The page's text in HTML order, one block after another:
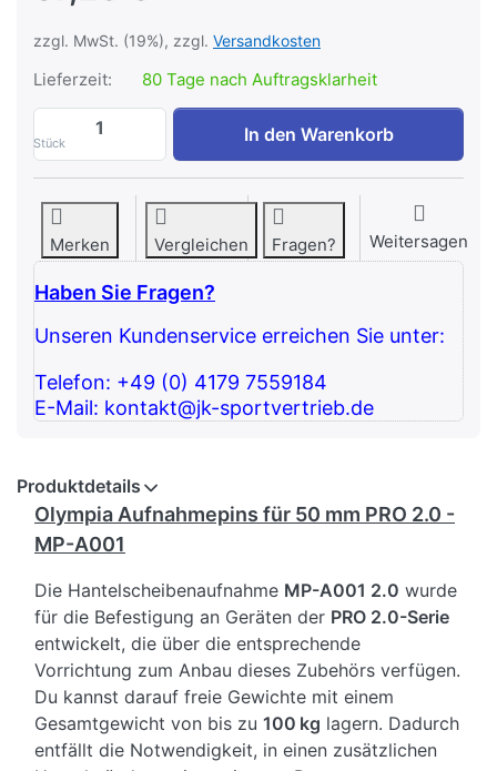
zzgl. MwSt. (19%), zzgl. Versandkosten
Lieferzeit: 80 Tage nach Auftragsklarheit
Stück
Olympia Aufnahmepins für 50 mm PRO
In den Warenkorb
Merken Vergleichen Fragen? Weitersagen
Haben Sie Fragen?
Unseren Kundenservice erreichen Sie unter:
Telefon: +49 (0) 4179 7559184
E-Mail: kontakt@jk-sportvertrieb.de
Produktdetails
Olympia Aufnahmepins für 50 mm PRO 2.0 -
MP-A001
Die Hantelscheibenaufnahme MP-A001 2.0 wurde
für die Befestigung an Geräten der PRO 2.0-Serie
entwickelt, die über die entsprechende
Vorrichtung zum Anbau dieses Zubehörs verfügen.
Du kannst darauf freie Gewichte mit einem
Gesamtgewicht von bis zu 100 kg lagern. Dadurch
entfällt die Notwendigkeit, in einen zusätzlichen